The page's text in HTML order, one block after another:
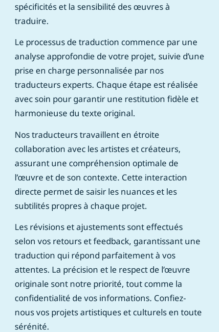
spécificités et la sensibilité des œuvres à
traduire.
Le processus de traduction commence par une
analyse approfondie de votre projet, suivie d’une
prise en charge personnalisée par nos
traducteurs experts. Chaque étape est réalisée
avec soin pour garantir une restitution fidèle et
harmonieuse du texte original.
Nos traducteurs travaillent en étroite
collaboration avec les artistes et créateurs,
assurant une compréhension optimale de
l’œuvre et de son contexte. Cette interaction
directe permet de saisir les nuances et les
subtilités propres à chaque projet.
Les révisions et ajustements sont effectués
selon vos retours et feedback, garantissant une
traduction qui répond parfaitement à vos
attentes. La précision et le respect de l’œuvre
originale sont notre priorité, tout comme la
confidentialité de vos informations. Confiez-
nous vos projets artistiques et culturels en toute
sérénité.